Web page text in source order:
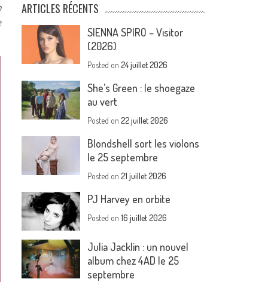
ARTICLES RÉCENTS
SIENNA SPIRO – Visitor
(2026)
Posted on24 juillet 2026
She’s Green : le shoegaze
au vert
Posted on22 juillet 2026
Blondshell sort les violons
le 25 septembre
Posted on21 juillet 2026
PJ Harvey en orbite
Posted on16 juillet 2026
Julia Jacklin : un nouvel
album chez 4AD le 25
septembre